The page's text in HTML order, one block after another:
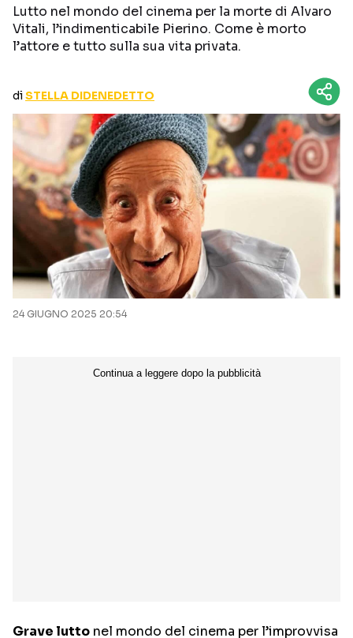
NOTIZIE
RECENSIONI
TRAILER
Seguici sui social
Lutto nel mondo del cinema per la morte di Alvaro
Vitali, l’indimenticabile Pierino. Come è morto
l’attore e tutto sulla sua vita privata.
diSTELLA DIDENEDETTO
24 GIUGNO 2025 20:54
Grave lutto nel mondo del cinema per l’improvvisa